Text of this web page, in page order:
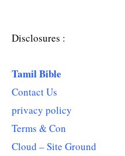
Disclosures :
Tamil Bible
Contact Us
privacy policy
Terms & Con
Cloud – Site Ground